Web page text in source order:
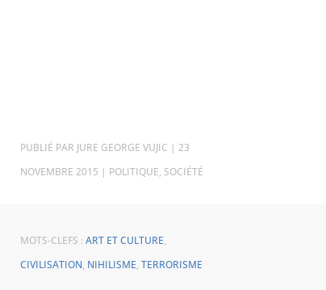
PAR JURE GEORGE VUJIC | 23
NOVEMBRE 2015 | POLITIQUE, SOCIÉTÉ
MOTS-CLEFS : ART ET CULTURE,
CIVILISATION, NIHILISME, TERRORISME